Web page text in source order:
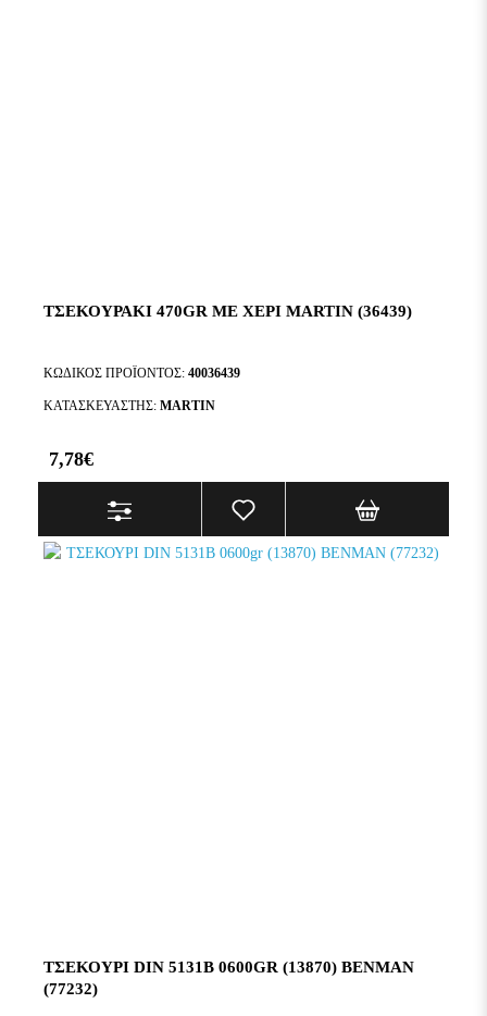
ΤΣΕΚΟΥΡΑΚΙ 470GR ΜΕ ΧΕΡΙ MARTIN (36439)
ΚΩΔΙΚΌΣ ΠΡΟΪΌΝΤΟΣ: 40036439
ΚΑΤΑΣΚΕΥΑΣΤΉΣ: MARTIN
7,78€
ΤΣΕΚΟΥΡΙ DIN 5131B 0600GR (13870) BENMAN
(77232)